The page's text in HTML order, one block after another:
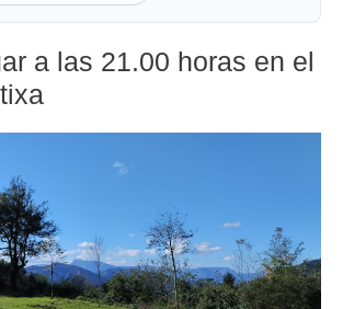
a las 21.00 horas en el